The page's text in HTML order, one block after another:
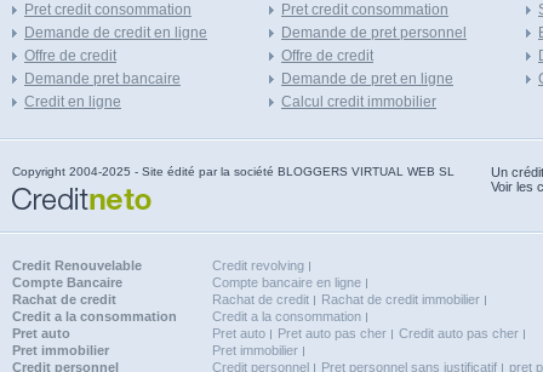
Pret credit consommation
Demande de credit en ligne
Offre de credit
Demande pret bancaire
Credit en ligne
Pret credit consommation
Demande de pret personnel
Offre de credit
Demande de pret en ligne
Calcul credit immobilier
Copyright 2004-2025 - Site édité par la société BLOGGERS VIRTUAL WEB SL
Un
Voir les
Credit Renouvelable
Credit revolving
Compte Bancaire
Compte bancaire en ligne
Rachat de credit
Rachat de credit
Rachat de credit immobilier
Credit a la consommation
Credit a la consommation
Pret auto
Pret auto Pret auto pas cher
Credit auto pas cher
Pret immobilier
Pret immobilier
Credit personnel
Credit personnel Pret personnel sans justificatif pret